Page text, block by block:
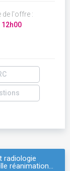
de l'offre :
12h00
radiologie
réanimation…